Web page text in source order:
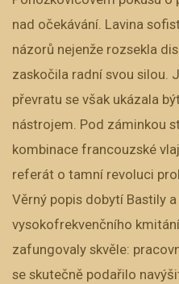
nad očekávání. Lavina
názorů nejenže rozsekla
zaskočila radní svou silou.
převratu se však ukázala
nástrojem. Pod záminkou
kombinace francouzské
referát o tamní revoluci
Věrný popis dobytí Bastily
vysokofrekvenčního
zafungovaly skvěle:
se skutečně podařilo